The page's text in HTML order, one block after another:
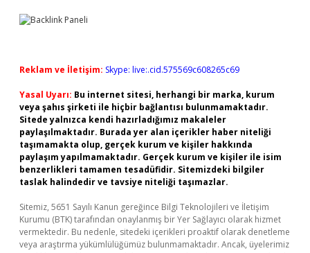
Reklam ve İletişim: Skype: live:.cid.575569c608265c69
Yasal Uyarı: Bu internet sitesi, herhangi bir marka, kurum
veya şahıs şirketi ile hiçbir bağlantısı bulunmamaktadır.
Sitede yalnızca kendi hazırladığımız makaleler
paylaşılmaktadır. Burada yer alan içerikler haber niteliği
taşımamakta olup, gerçek kurum ve kişiler hakkında
paylaşım yapılmamaktadır. Gerçek kurum ve kişiler ile isim
benzerlikleri tamamen tesadüfidir. Sitemizdeki bilgiler
taslak halindedir ve tavsiye niteliği taşımazlar.
Sitemiz, 5651 Sayılı Kanun gereğince Bilgi Teknolojileri ve İletişim
Kurumu (BTK) tarafından onaylanmış bir Yer Sağlayıcı olarak hizmet
vermektedir. Bu nedenle, sitedeki içerikleri proaktif olarak denetleme
veya araştırma yükümlülüğümüz bulunmamaktadır. Ancak, üyelerimiz